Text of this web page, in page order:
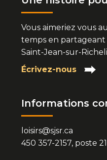
Vous aimeriez vous
temps en partageant
Saint-Jean-sur-
Écrivez-nous
Informations
loisirs@sjsr.ca
450 357-2157, poste